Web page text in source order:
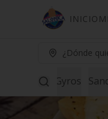
INICIO
¿Dónde
Ensaladas Gyros